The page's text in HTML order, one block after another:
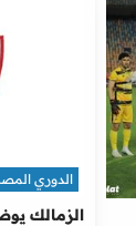
الزمالك
الدوري